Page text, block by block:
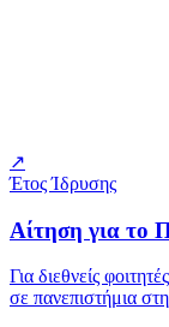
↗
Έτος Ίδρυσης
Αίτηση για το
Για διεθνείς
σε πανεπιστήμια